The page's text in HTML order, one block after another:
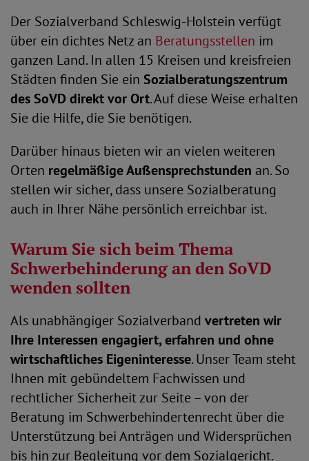
Der Sozialverband Schleswig-Holstein verfügt
über ein dichtes Netz an Beratungsstellen im
ganzen Land. In allen 15 Kreisen und kreisfreien
Städten finden Sie ein Sozialberatungszentrum
des SoVD direkt vor Ort. Auf diese Weise erhalten
Sie die Hilfe, die Sie benötigen.
Darüber hinaus bieten wir an vielen weiteren
Orten regelmäßige Außensprechstunden an. So
stellen wir sicher, dass unsere Sozialberatung
auch in Ihrer Nähe persönlich erreichbar ist.
Warum Sie sich beim Thema
Schwerbehinderung an den SoVD
wenden sollten
Als unabhängiger Sozialverband vertreten wir
Ihre Interessen engagiert, erfahren und ohne
wirtschaftliches Eigeninteresse. Unser Team steht
Ihnen mit gebündeltem Fachwissen und
rechtlicher Sicherheit zur Seite – von der
Beratung im Schwerbehindertenrecht über die
Unterstützung bei Anträgen und Widersprüchen
bis hin zur Begleitung vor dem Sozialgericht.